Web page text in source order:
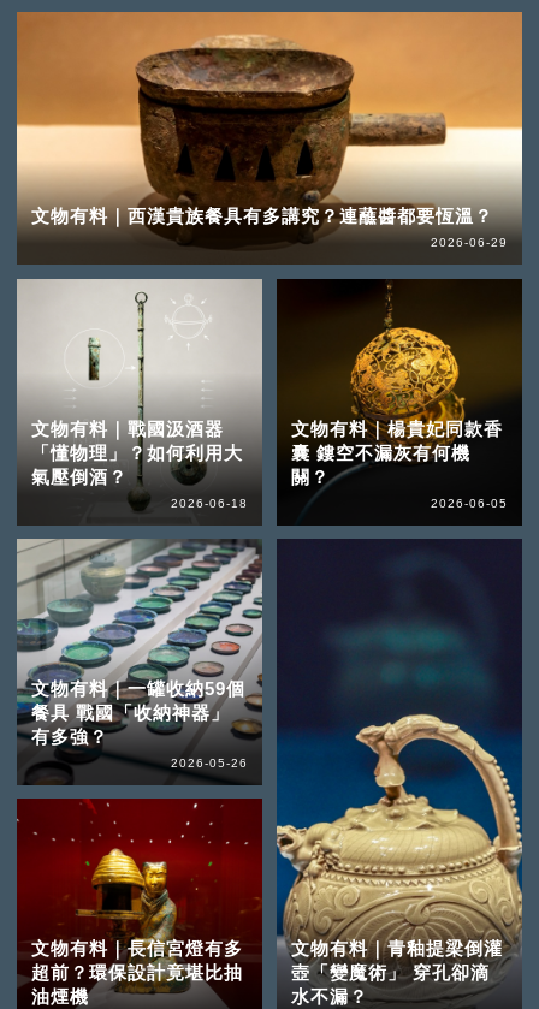
文物有料｜西漢貴族餐具有多講究？連蘸醬都要恆溫？
2026-06-29
文物有料｜戰國汲酒器
「懂物理」？如何利用大
氣壓倒酒？
2026-06-18
文物有料｜楊貴妃同款香
囊 鏤空不漏灰有何機
關？
2026-06-05
文物有料｜一罐收納59個
餐具 戰國「收納神器」
有多強？
2026-05-26
文物有料｜長信宮燈有多
超前？環保設計竟堪比抽
油煙機
文物有料｜青釉提梁倒灌
壺「變魔術」 穿孔卻滴
水不漏？